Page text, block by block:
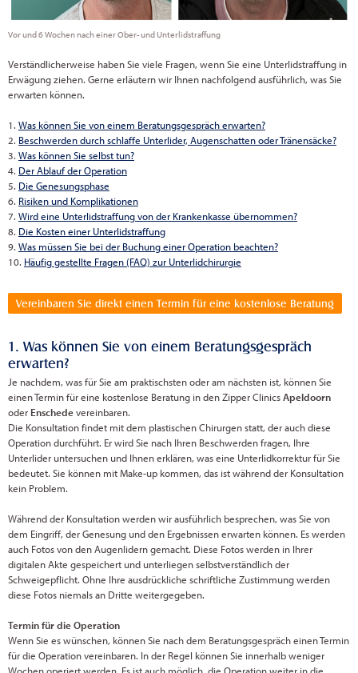
Vor und 6 Wochen nach einer Ober- und Unterlidstraffung
Verständlicherweise haben Sie viele Fragen, wenn Sie eine Unterlidstraffung in
Erwägung ziehen. Gerne erläutern wir Ihnen nachfolgend ausführlich, was Sie
erwarten können.
1. Was können Sie von einem Beratungsgespräch erwarten?
2. Beschwerden durch schlaffe Unterlider, Augenschatten oder Tränensäcke?
3. Was können Sie selbst tun?
4. Der Ablauf der Operation
5. Die Genesungsphase
6. Risiken und Komplikationen
7. Wird eine Unterlidstraffung von der Krankenkasse übernommen?
8. Die Kosten einer Unterlidstraffung
9. Was müssen Sie bei der Buchung einer Operation beachten?
10. Häufig gestellte Fragen (FAQ) zur Unterlidchirurgie
Vereinbaren Sie direkt einen Termin für eine kostenlose Beratung
1. Was können Sie von einem Beratungsgespräch
erwarten?
Je nachdem, was für Sie am praktischsten oder am nächsten ist, können Sie
einen Termin für eine kostenlose Beratung in den Zipper ClinicsApeldoorn
oder Enschedevereinbaren.
Die Konsultation findet mit dem plastischen Chirurgen statt, der auch diese
Operation durchführt. Er wird Sie nach Ihren Beschwerden fragen, Ihre
Unterlider untersuchen und Ihnen erklären, was eine Unterlidkorrektur für Sie
bedeutet. Sie können mit Make-up kommen, das ist während der Konsultation
kein Problem.
Während der Konsultation werden wir ausführlich besprechen, was Sie von
dem Eingriff, der Genesung und den Ergebnissen erwarten können. Es werden
auch Fotos von den Augenlidern gemacht. Diese Fotos werden in Ihrer
digitalen Akte gespeichert und unterliegen selbstverständlich der
Schweigepflicht. Ohne Ihre ausdrückliche schriftliche Zustimmung werden
diese Fotos niemals an Dritte weitergegeben.
Termin für die Operation
Wenn Sie es wünschen, können Sie nach dem Beratungsgespräch einen Termin
für die Operation vereinbaren. In der Regel können Sie innerhalb weniger
Wochen operiert werden. Es ist auch möglich, die Operation weiter in die